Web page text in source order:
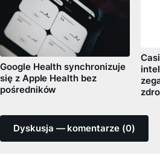
Google Health synchronizuje
się z Apple Health bez
pośredników
Dyskusja — komentarze (0)